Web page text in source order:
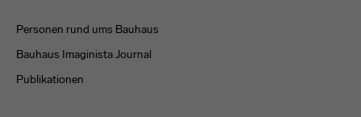
Personen rund ums Bauhaus
Bauhaus Imaginista Journal
Publikationen